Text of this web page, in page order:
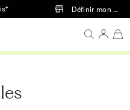
Passer au contenu principal
Définir mon